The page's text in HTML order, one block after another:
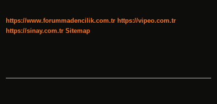
https://www.forummadencilik.com.tr https://vipeo.com.tr
https://sinay.com.tr Sitemap